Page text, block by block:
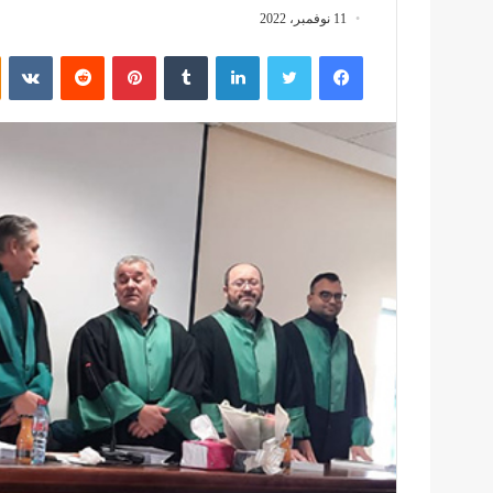
11 نوفمبر، 2022
فيسبوك تويتر لينكدإن بينتيريست